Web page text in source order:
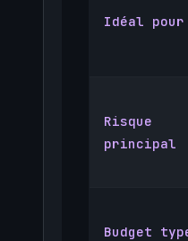
Idéal pour
Risque
principal
Budget